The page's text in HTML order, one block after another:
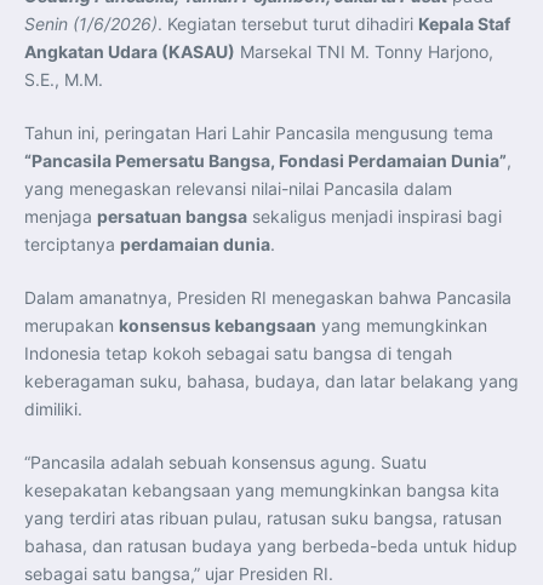
Perkuat Kerja Sama Repatriasi Artefak Budaya
Menteri PKP dan Ketua DEN Perkuat Kolaborasi
Teknologi, Data, dan Pembiayaan Demi Percepatan
Program 3 Juta Rumah
KASAU Bekali 154 Perwira Remaja AAU 2026, Tekankan
Integritas dan Profesionalisme sebagai Bekal
Pengabdian
Menlu Sugiono Dorong Kemitraan ASEAN–Inggris yang
Lebih Erat Hadapi Tantangan Global
Indonesia Dorong ASEAN dan Uni Eropa Perkuat
Stabilitas Global melalui Kemitraan Strategis
Menlu RI Dorong Kemitraan Ekonomi ASEAN–Korea
Kemitraan ASEAN–Kanada Perkuat Ketahanan Ekonomi,
Pangan, dan Energi Kawasan
ASEAN dan India Perkuat Ketahanan Kawasan lewat
Kerja Sama Maritim, Ekonomi, dan Kesehatan
BI Pertahankan BI-Rate 5,75 Persen untuk Jaga
Stabilitas dan Dukung Pertumbuhan Ekonomi
Kepala BGN Sudaryono Tegaskan Komitmen Perkuat
Senin (1/6/2026). Kegiatan tersebut turut dihadiri Kepala Staf
Angkatan Udara (KASAU) Marsekal TNI M. Tonny Harjono,
S.E., M.M.
Tahun ini, peringatan Hari Lahir Pancasila mengusung tema
“Pancasila Pemersatu Bangsa, Fondasi Perdamaian Dunia”,
yang menegaskan relevansi nilai-nilai Pancasila dalam
menjaga persatuan bangsa sekaligus menjadi inspirasi bagi
terciptanya perdamaian dunia.
Dalam amanatnya, Presiden RI menegaskan bahwa Pancasila
merupakan konsensus kebangsaan yang memungkinkan
Indonesia tetap kokoh sebagai satu bangsa di tengah
keberagaman suku, bahasa, budaya, dan latar belakang yang
dimiliki.
“Pancasila adalah sebuah konsensus agung. Suatu
kesepakatan kebangsaan yang memungkinkan bangsa kita
yang terdiri atas ribuan pulau, ratusan suku bangsa, ratusan
bahasa, dan ratusan budaya yang berbeda-beda untuk hidup
sebagai satu bangsa,” ujar Presiden RI.